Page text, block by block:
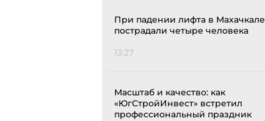
При падении лифта в Махачкале
пострадали четыре человека
13:27
Масштаб и качество: как
«ЮгСтройИнвест» встретил
профессиональный праздник